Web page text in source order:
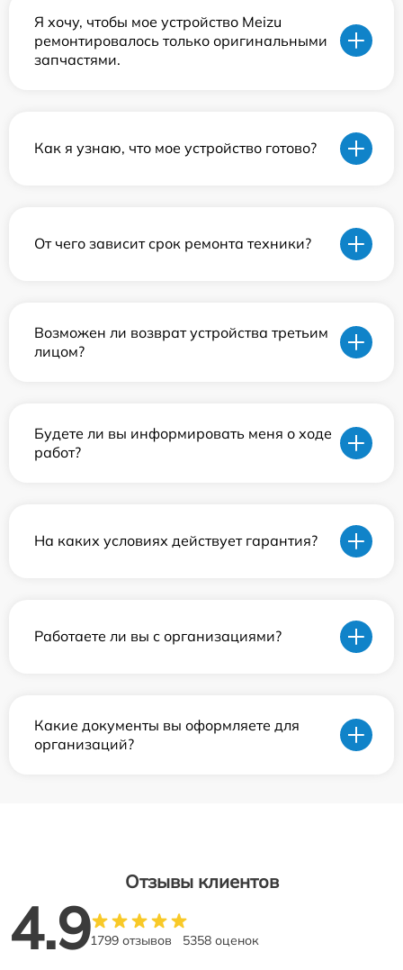
Я хочу, чтобы мое устройство Meizu
ремонтировалось только оригинальными
запчастями.
Как я узнаю, что мое устройство готово?
От чего зависит срок ремонта техники?
Возможен ли возврат устройства третьим
лицом?
Будете ли вы информировать меня о ходе
работ?
На каких условиях действует гарантия?
Работаете ли вы с организациями?
Какие документы вы оформляете для
организаций?
Отзывы клиентов
4.91799 отзывов 5358 оценок